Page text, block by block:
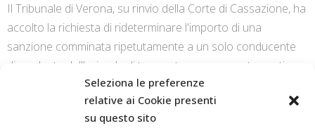
Seleziona le preferenze
relative ai Cookie presenti
su questo sito
Il Tribunale di Verona, su rinvio della Corte di Cassazione, ha
accolto la richiesta di rideterminare l'importo di una
sanzione comminata ripetutamente a un solo conducente
dipendente dell’azienda di trasporto per comportamenti
scorretti sui tempi di guida e di riposo.
CONTINUE READING